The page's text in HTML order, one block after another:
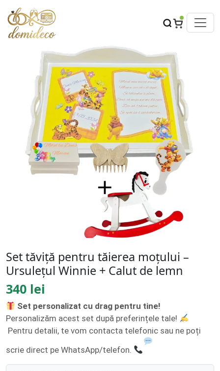
Set tăviță pentru tăierea moțului –
Ursuleţul Winnie + Calut de lemn
340 lei
Set personalizat cu drag pentru tine!
Personalizăm acest set după preferințele tale!
Pentru detalii, te vom contacta telefonic sau ne poți
scrie direct pe WhatsApp/telefon.